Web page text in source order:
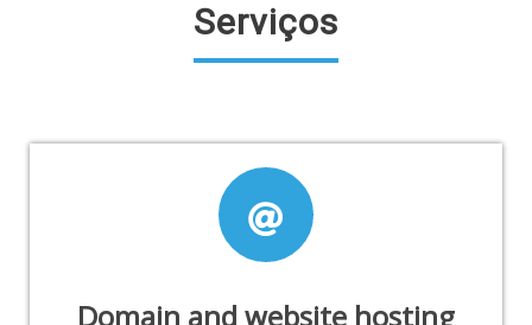
Serviços
Domain and website hosting